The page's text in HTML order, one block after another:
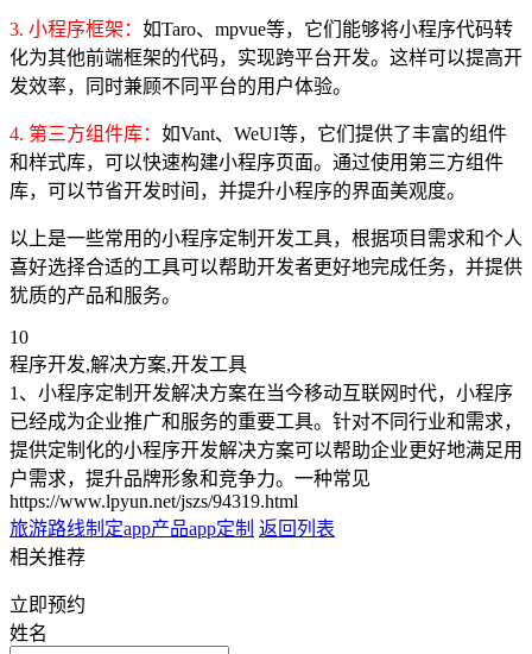
3. 小程序框架： 如Taro、mpvue等，它们能够将小程序代码转
化为其他前端框架的代码，实现跨平台开发。这样可以提高开
发效率，同时兼顾不同平台的用户体验。
4. 第三方组件库： 如Vant、WeUI等，它们提供了丰富的组件
和样式库，可以快速构建小程序页面。通过使用第三方组件
库，可以节省开发时间，并提升小程序的界面美观度。
以上是一些常用的小程序定制开发工具，根据项目需求和个人
喜好选择合适的工具可以帮助开发者更好地完成任务，并提供
犹质的产品和服务。
10
程序开发,解决方案,开发工具
1、小程序定制开发解决方案在当今移动互联网时代，小程序
已经成为企业推广和服务的重要工具。针对不同行业和需求，
提供定制化的小程序开发解决方案可以帮助企业更好地满足用
户需求，提升品牌形象和竞争力。一种常见
https://www.lpyun.net/jszs/94319.html
旅游路线制定app产品app定制 返回列表
相关推荐
立即预约
姓名